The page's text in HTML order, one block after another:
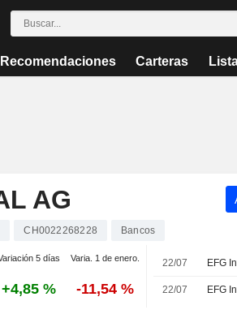
Recomendaciones Carteras
AG
CH0022268228 Bancos
5 días Varia. 1 de enero.
+4,85 % -11,54 %
22/07
22/07